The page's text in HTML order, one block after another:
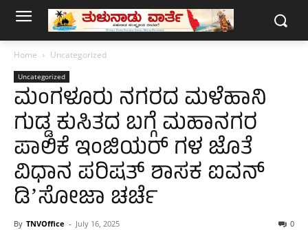
Home Uncategorized
Uncategorized
ಮಂಗಳೂರು ನಗರದ ಮಳೆಹಾನಿ
ಗುಡ್ಡ ಕುಸಿತದ ಬಗ್ಗೆ ಮಹಾನಗರ
ಪಾಲಿಕೆ ಇಂಜಿಯರ್‌ ಗಳ ಜೊತೆ
ವಿಧಾನ ಪರಿಷತ್‌ ಶಾಸಕ ಐವನ್‌
ಡಿʼಸೋಜಾ ಚರ್ಚೆ
By TNVOffice - July 16, 2025 0